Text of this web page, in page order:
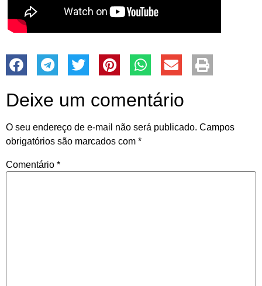
Deixe um comentário
O seu endereço de e-mail não será publicado. Campos
obrigatórios são marcados com *
Comentário *